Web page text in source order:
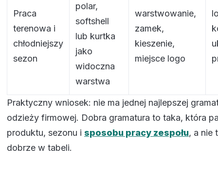
Praca
terenowa i
chłodniejszy
sezon
polar,
softshell
lub kurtka
jako
widoczna
warstwa
warstwowanie,
zamek,
kieszenie,
miejsce logo
Praktyczny wniosek: nie ma jednej najlepszej
odzieży firmowej. Dobra gramatura to taka, która
produktu, sezonu i sposobu pracy zespołu, a nie
dobrze w tabeli.